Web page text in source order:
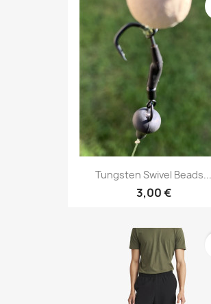
Tungsten Swivel Beads...
3,00 €